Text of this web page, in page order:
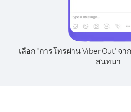
เลือก "การโทรผ่าน Viber Out" จ
สนทนา